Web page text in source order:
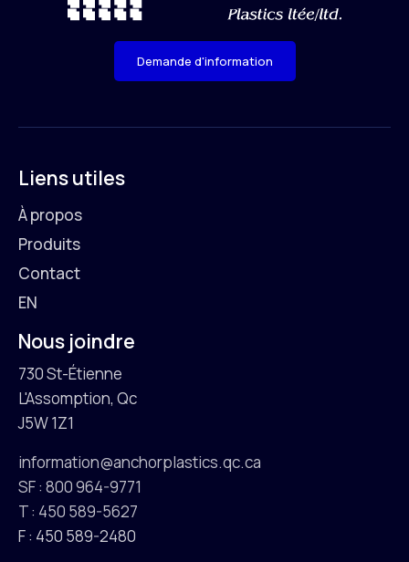
Demande d'information
Liens utiles
À propos
Produits
Contact
EN
Nous joindre
730 St-Étienne
L'Assomption, Qc
J5W 1Z1
information@anchorplastics.qc.ca
SF : 800 964-9771
T : 450 589-5627
F : 450 589-2480